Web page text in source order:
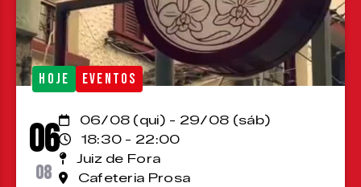
HOJE EVENTOS
06
08
06/08 (qui) - 29/08 (sáb)
18:30 - 22:00
Juiz de Fora
Cafeteria Prosa